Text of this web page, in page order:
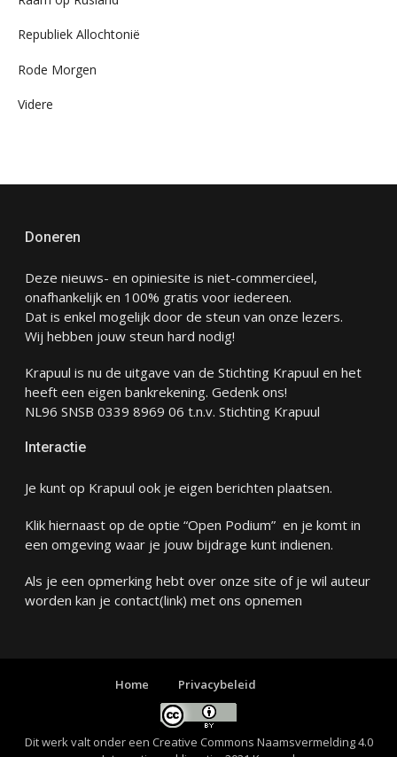
Republiek Allochtonië
Rode Morgen
Videre
Doneren
Deze nieuws- en opiniesite is niet-commercieel,
onafhankelijk en 100% gratis voor iedereen.
Dat is enkel mogelijk door de steun van onze lezers.
Wij hebben jouw steun hard nodig!
Krapuul is nu de uitgave van de Stichting Krapuul en het
heeft een eigen bankrekening. Gedenk ons!
NL96 SNSB 0339 8969 06 t.n.v. Stichting Krapuul
Interactie
Je kunt op Krapuul ook je eigen berichten plaatsen.
Klik hiernaast op de optie “Open Podium” en je komt in
een omgeving waar je jouw bijdrage kunt indienen.
Als je een opmerking hebt over onze site of je wil auteur
worden kan je contact(link) met ons opnemen
Home Privacybeleid
Dit werk valt onder een Creative Commons Naamsvermelding 4.0